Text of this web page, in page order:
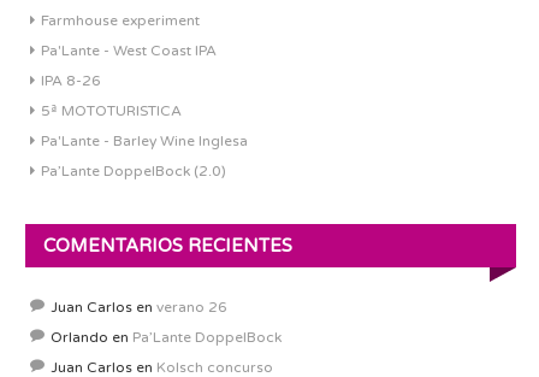
Farmhouse experiment
Pa'Lante - West Coast IPA
IPA 8-26
5ª MOTOTURISTICA
Pa'Lante - Barley Wine Inglesa
Pa’Lante DoppelBock (2.0)
COMENTARIOS RECIENTES
Juan Carlos en verano 26
Orlando en Pa’Lante DoppelBock
Juan Carlos en Kolsch concurso